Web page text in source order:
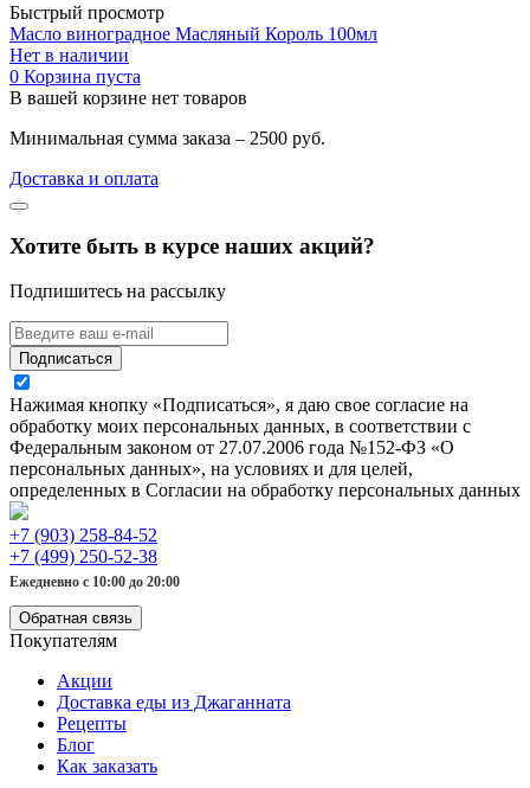
Быстрый просмотр
Масло виноградное Масляный Король 100мл
Нет в наличии
0 Корзина пуста
В вашей корзине нет товаров
Минимальная сумма заказа – 2500 руб.
Доставка и оплата
Хотите быть в курсе наших акций?
Подпишитесь на рассылку
Подписаться
Нажимая кнопку «Подписаться», я даю свое согласие на
обработку моих персональных данных, в соответствии с
Федеральным законом от 27.07.2006 года №152-ФЗ «О
персональных данных», на условиях и для целей,
определенных в Согласии на обработку персональных данных
+7 (903) 258-84-52
+7 (499) 250-52-38
Ежедневно с 10:00 до 20:00
Обратная связь
Покупателям
Акции
Доставка еды из Джаганната
Рецепты
Блог
Как заказать